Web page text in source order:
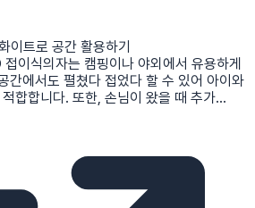
이트로 공간 활용하기
이식의자는 캠핑이나 야외에서 유용하게
간에서도 펼쳤다 접었다 할 수 있어 아이와
합합니다. 또한, 손님이 왔을 때 추가...